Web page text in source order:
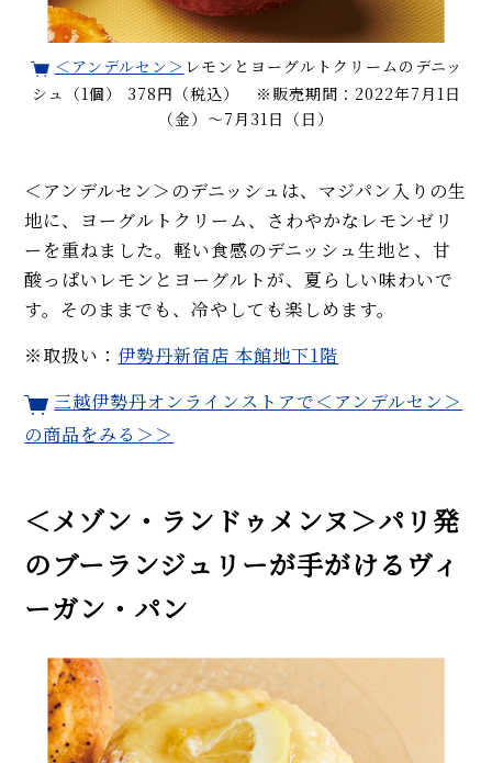
＜アンデルセン＞ レモンとヨーグルトクリームのデニッ
シュ（1個） 378円（税込） ※販売期間：2022年7月1日
（金）～7月31日（日）
＜アンデルセン＞のデニッシュは、マジパン入りの生
地に、ヨーグルトクリーム、さわやかなレモンゼリ
ーを重ねました。軽い食感のデニッシュ生地と、甘
酸っぱいレモンとヨーグルトが、夏らしい味わいで
す。そのままでも、冷やしても楽しめます。
※取扱い： 伊勢丹新宿店 本館地下1階
三越伊勢丹オンラインストアで＜アンデルセン＞
の商品をみる＞＞
＜メゾン・ランドゥメンヌ＞パリ発
のブーランジュリーが手がけるヴィ
ーガン・パン